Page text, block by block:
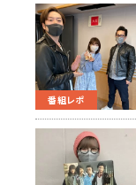
番組レポ